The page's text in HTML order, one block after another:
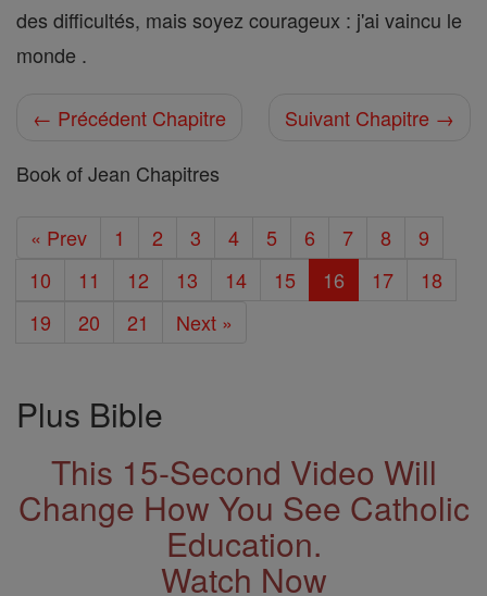
des difficultés, mais soyez courageux : j'ai vaincu le
monde .
← Précédent Chapitre
Suivant Chapitre →
Book of Jean Chapitres
« Prev 1 2 3 4 5 6 7 8
9
10
11 12 13 14 15 16 17
18
19
20 21 Next »
Plus Bible
This 15-Second Video Will
Change How You See Catholic
Education.
Watch Now